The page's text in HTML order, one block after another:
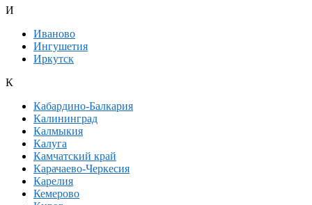
И
Иваново
Ингушетия
Иркутск
К
Кабардино-Балкария
Калининград
Калмыкия
Калуга
Камчатский край
Карачаево-Черкесия
Карелия
Кемерово